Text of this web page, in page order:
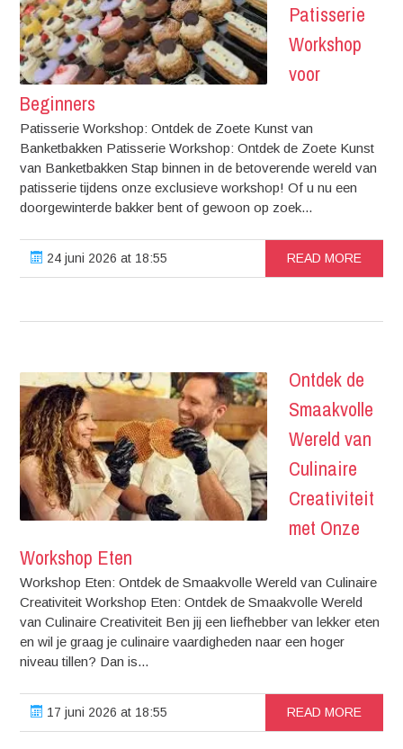
Patisserie
Workshop
voor
Beginners
Patisserie Workshop: Ontdek de Zoete Kunst van
Banketbakken Patisserie Workshop: Ontdek de Zoete Kunst
van Banketbakken Stap binnen in de betoverende wereld van
patisserie tijdens onze exclusieve workshop! Of u nu een
doorgewinterde bakker bent of gewoon op zoek...
24 juni 2026 at 18:55 READ MORE
Ontdek de
Smaakvolle
Wereld van
Culinaire
Creativiteit
met Onze
Workshop Eten
Workshop Eten: Ontdek de Smaakvolle Wereld van Culinaire
Creativiteit Workshop Eten: Ontdek de Smaakvolle Wereld
van Culinaire Creativiteit Ben jij een liefhebber van lekker eten
en wil je graag je culinaire vaardigheden naar een hoger
niveau tillen? Dan is...
17 juni 2026 at 18:55 READ MORE